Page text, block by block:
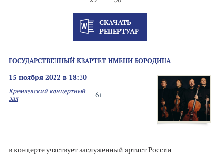
СКАЧАТЬ
РЕПЕРТУАР
ГОСУДАРСТВЕННЫЙ КВАРТЕТ ИМЕНИ БОРОДИНА
15 ноября 2022 в 18:30
6+
Кремлевский концертный
зал
в концерте участвует заслуженный артист России